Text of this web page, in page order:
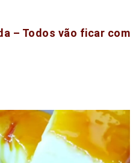
– Todos vão ficar com